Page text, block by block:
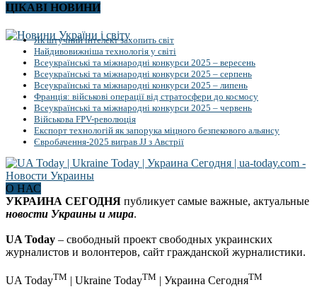
ЦІКАВІ НОВИНИ
Як штучний інтелект захопить світ
Найдивовижніша технологія у світі
Всеукраїнські та міжнародні конкурси 2025 – вересень
Всеукраїнські та міжнародні конкурси 2025 – серпень
Всеукраїнські та міжнародні конкурси 2025 – липень
Франція: військові операції від стратосфери до космосу
Всеукраїнські та міжнародні конкурси 2025 – червень
Військова FPV-революція
Експорт технологій як запорука міцного безпекового альянсу
Євробачення-2025 виграв JJ з Австрії
О НАС
УКРАИНА СЕГОДНЯ публикует самые важные, актуальные
новости Украины и мира.
UA Today – свободный проект свободных украинских
журналистов и волонтеров, сайт гражданской журналистики.
UA TodayTM | Ukraine TodayTM | Украина СегодняTM